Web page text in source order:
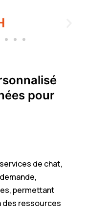
pour
de chat,
permettant
des ressources